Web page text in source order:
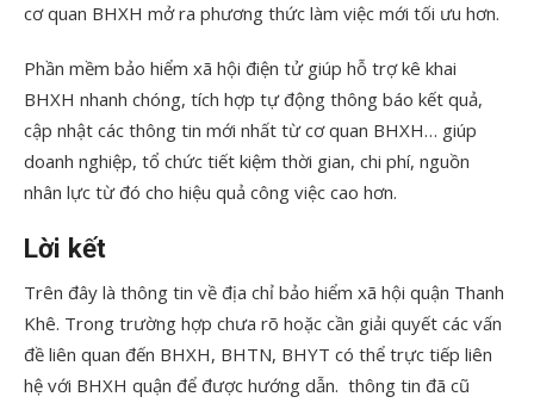
cơ quan BHXH mở ra phương thức làm việc mới tối ưu hơn.
Phần mềm bảo hiểm xã hội điện tử giúp hỗ trợ kê khai
BHXH nhanh chóng, tích hợp tự động thông báo kết quả,
cập nhật các thông tin mới nhất từ cơ quan BHXH… giúp
doanh nghiệp, tổ chức tiết kiệm thời gian, chi phí, nguồn
nhân lực từ đó cho hiệu quả công việc cao hơn.
Lời kết
Trên đây là thông tin về địa chỉ bảo hiểm xã hội quận Thanh
Khê. Trong trường hợp chưa rõ hoặc cần giải quyết các vấn
đề liên quan đến BHXH, BHTN, BHYT có thể trực tiếp liên
hệ với BHXH quận để được hướng dẫn. thông tin đã cũ